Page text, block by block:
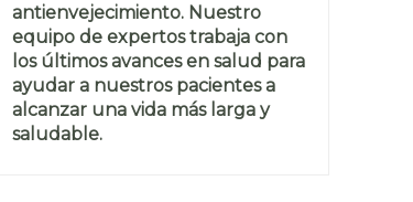
antienvejecimiento. Nuestro
equipo de expertos trabaja con
los últimos avances en salud para
ayudar a nuestros pacientes a
alcanzar una vida más larga y
saludable.